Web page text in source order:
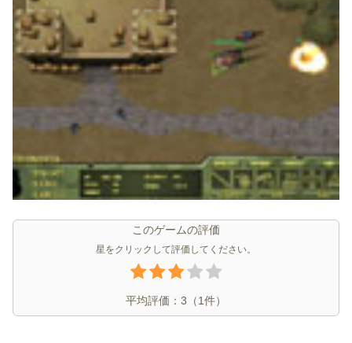
このゲームの評価
星をクリックして評価してください。
平均評価： 3 （1件）